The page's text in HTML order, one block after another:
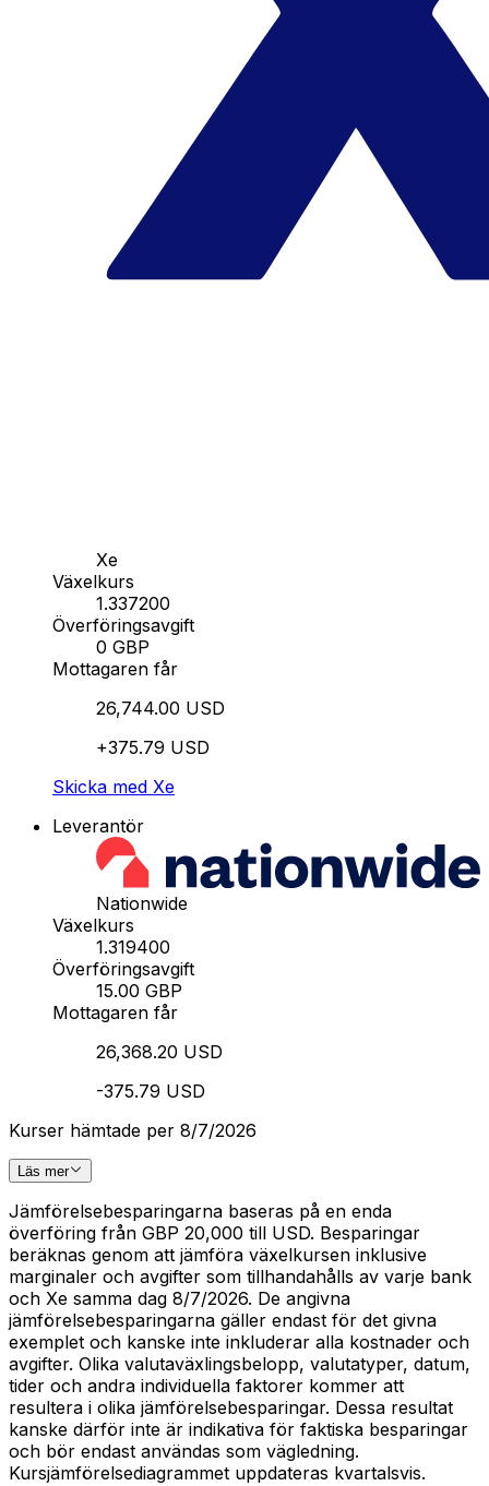
Xe
Växelkurs
1.337200
Överföringsavgift
0 GBP
Mottagaren får
26,744.00 USD
+375.79 USD
Skicka med Xe
Leverantör
Nationwide
Växelkurs
1.319400
Överföringsavgift
15.00 GBP
Mottagaren får
26,368.20 USD
-375.79 USD
Kurser hämtade per 8/7/2026
Läs mer
Jämförelsebesparingarna baseras på en enda
överföring från GBP 20,000 till USD. Besparingar
beräknas genom att jämföra växelkursen inklusive
marginaler och avgifter som tillhandahålls av varje bank
och Xe samma dag 8/7/2026. De angivna
jämförelsebesparingarna gäller endast för det givna
exemplet och kanske inte inkluderar alla kostnader och
avgifter. Olika valutaväxlingsbelopp, valutatyper, datum,
tider och andra individuella faktorer kommer att
resultera i olika jämförelsebesparingar. Dessa resultat
kanske därför inte är indikativa för faktiska besparingar
och bör endast användas som vägledning.
Kursjämförelsediagrammet uppdateras kvartalsvis.